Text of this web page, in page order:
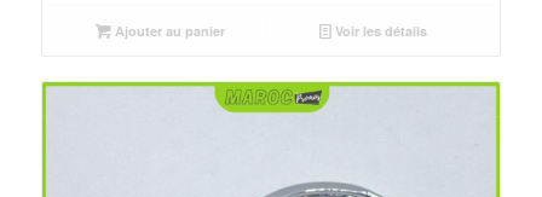
Ajouter au panier Voir les détails